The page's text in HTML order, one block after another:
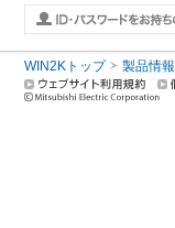
WIN2Kトップ 製品情報